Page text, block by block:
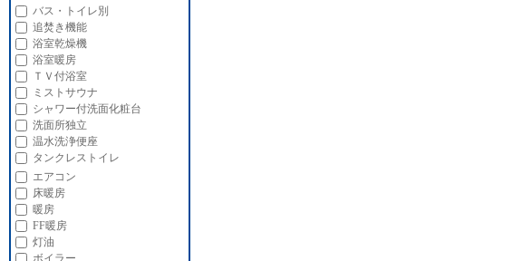
バス・トイレ別
追焚き機能
浴室乾燥機
浴室暖房
ＴＶ付浴室
ミストサウナ
シャワー付洗面化粧台
洗面所独立
温水洗浄便座
タンクレストイレ
エアコン
床暖房
暖房
FF暖房
灯油